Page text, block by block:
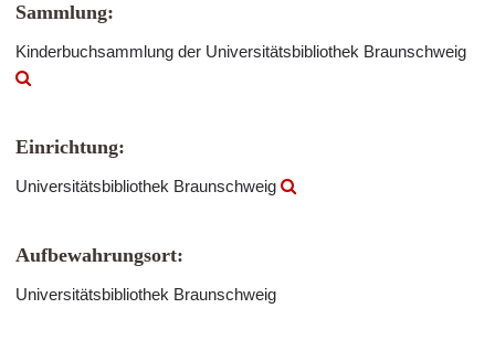
Sammlung:
Kinderbuchsammlung der Universitätsbibliothek Braunschweig
Einrichtung:
Universitätsbibliothek Braunschweig
Aufbewahrungsort:
Universitätsbibliothek Braunschweig